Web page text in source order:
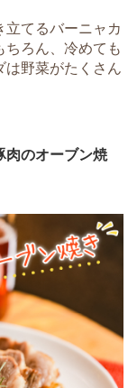
立てるバーニャカ
ちろん、冷めても
は野菜がたくさん
肉のオーブン焼